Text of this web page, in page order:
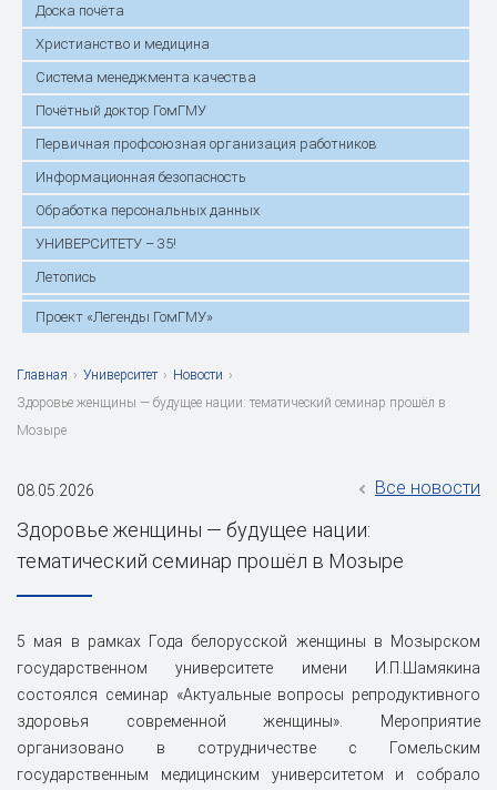
Доска почёта
Христианство и медицина
Система менеджмента качества
Почётный доктор ГомГМУ
Первичная профсоюзная организация работников
Информационная безопасность
Обработка персональных данных
УНИВЕРСИТЕТУ – 35!
Летопись
Проект «Легенды ГомГМУ»
Главная › Университет › Новости ›
Здоровье женщины — будущее нации: тематический семинар прошёл в
Мозыре
08.05.2026 Все новости
Здоровье женщины — будущее нации:
тематический семинар прошёл в Мозыре
5 мая в рамках Года белорусской женщины в Мозырском
государственном университете имени И.П.Шамякина
состоялся семинар «Актуальные вопросы репродуктивного
здоровья современной женщины». Мероприятие
организовано в сотрудничестве с Гомельским
государственным медицинским университетом и собрало